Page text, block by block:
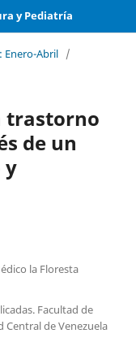
y Pediatría
Enero-Abril /
trastorno
de un
y
la Floresta
Facultad de
Central de Venezuela